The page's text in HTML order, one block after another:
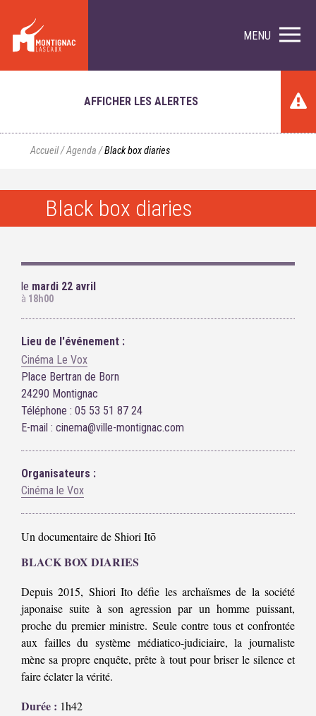
MENU
AFFICHER LES ALERTES
Accueil/Agenda /Black box diaries
Black box diaries
le mardi 22 avril
à 18h00
Lieu de l'événement :
Cinéma Le Vox
Place Bertran de Born
24290 Montignac
Téléphone : 05 53 51 87 24
E-mail : cinema@ville-montignac.com
Organisateurs :
Cinéma le Vox
Un documentaire de Shiori Itō
BLACK BOX DIARIES
Depuis 2015, Shiori Ito défie les archaïsmes de la société
japonaise suite à son agression par un homme puissant,
proche du premier ministre. Seule contre tous et confrontée
aux failles du système médiatico-judiciaire, la journaliste
mène sa propre enquête, prête à tout pour briser le silence et
faire éclater la vérité.
Durée : 1h42